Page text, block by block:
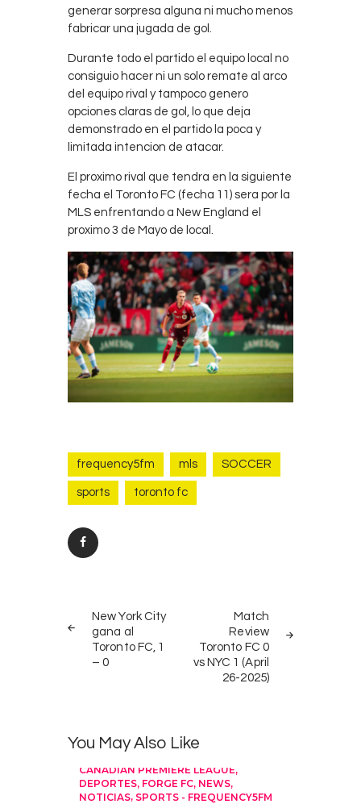
generar sorpresa alguna ni mucho menos
fabricar una jugada de gol.
Durante todo el partido el equipo local no
consiguio hacer ni un solo remate al arco
del equipo rival y tampoco genero
opciones claras de gol, lo que deja
demonstrado en el partido la poca y
limitada intencion de atacar.
El proximo rival que tendra en la siguiente
fecha el Toronto FC (fecha 11) sera por la
MLS enfrentando a New England el
proximo 3 de Mayo de local.
frequency5fm mls SOCCER
sports toronto fc
navigation
POST
New York City
gana al
Toronto FC, 1
– 0
Match
Review
Toronto FC 0
vs NYC 1 (April
26-2025)
You May Also Like
7
CANADIAN PREMIERE LEAGUE,
DEPORTES, FORGE FC, NEWS,
NOTICIAS, SPORTS - FREQUENCY5FM